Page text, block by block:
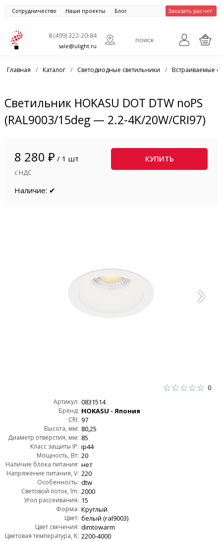
Сотрудничество Наши проекты Блог Заказать расчет
8 (499) 322-20-84
sale@ulight.ru
Главная / Каталог / Светодиодные светильники / Встраиваемые
Светильник HOKASU DOT DTW noPS
(RAL9003/15deg — 2.2-4K/20W/CRI97)
8 280 ₽ / 1 шт
с НДС
КУПИТЬ
Наличие: ✔
0
Артикул: 0831514
Бренд: HOKASU - Япония
CRI: 97
Высота, мм: 80,25
Диаметр отверстия, мм: 85
Класс защиты IP: ip44
Мощность, Вт: 20
Наличие блока питания: нет
Напряжение питания, V: 220
Особенность: dtw
Световой поток, lm: 2000
Угол рассеивания: 15
Форма: Круглый
Цвет: белый (ral9003)
Цвет свечения: dimtowarm
Цветовая температура, K: 2200-4000